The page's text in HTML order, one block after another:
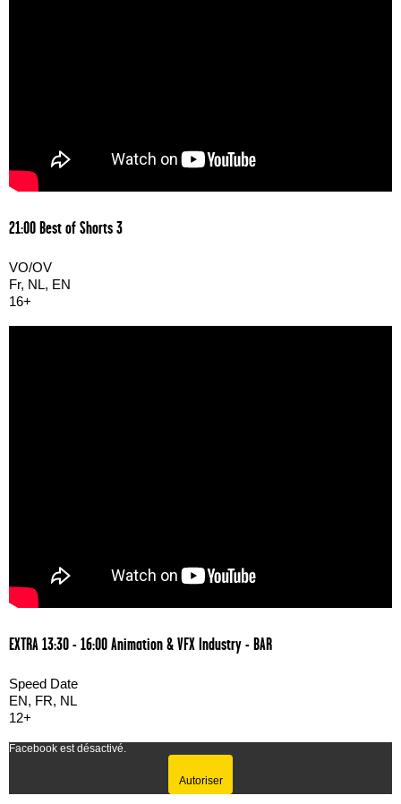
21:00 Best of Shorts 3
VO/OV
Fr, NL, EN
16+
EXTRA 13:30 - 16:00 Animation & VFX Industry - BAR
Speed Date
EN, FR, NL
12+
Facebook est désactivé.
Autoriser